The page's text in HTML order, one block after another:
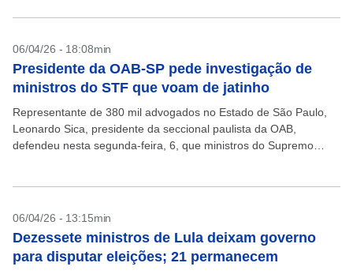
06/04/26 - 18:08min
Presidente da OAB-SP pede investigação de
ministros do STF que voam de jatinho
Representante de 380 mil advogados no Estado de São Paulo,
Leonardo Sica, presidente da seccional paulista da OAB,
defendeu nesta segunda-feira, 6, que ministros do Supremo
06/04/26 - 13:15min
Dezessete ministros de Lula deixam governo
para disputar eleições; 21 permanecem